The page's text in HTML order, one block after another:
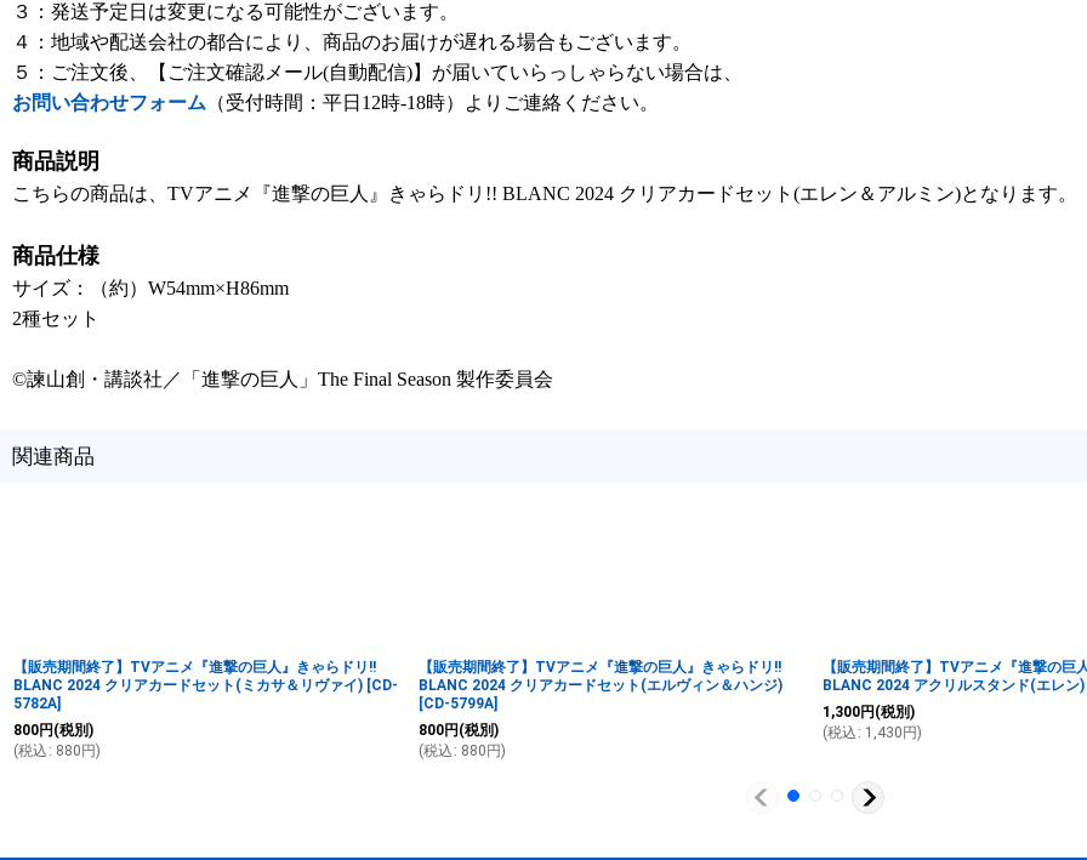
３：発送予定日は変更になる可能性がございます。
４：地域や配送会社の都合により、商品のお届けが遅れる場合もございます。
５：ご注文後、【ご注文確認メール(自動配信)】が届いていらっしゃらない場合は、
お問い合わせフォーム （受付時間：平日12時-18時）よりご連絡ください。
商品説明
こちらの商品は、TVアニメ『進撃の巨人』きゃらドリ!! BLANC 2024 クリアカードセット(エレン＆アルミン)となります。
商品仕様
サイズ：（約）W54mm×H86mm
2種セット
©諫山創・講談社／「進撃の巨人」The Final Season 製作委員会
関連商品
【販売期間終了】TVアニメ『進撃の巨人』きゃらドリ!!
BLANC 2024 クリアカードセット(ミカサ＆リヴァイ) [CD-
5782A]
800円 (税別)
(税込 : 880 円)
【販売期間終了】TVアニメ『進撃の巨人』きゃらドリ!!
BLANC 2024 クリアカードセット(エルヴィン＆ハンジ)
[CD-5799A]
800円 (税別)
(税込 : 880 円)
【販売期間終了】TVアニメ『進撃の巨
BLANC 2024 アクリルスタンド(エレン)
1,300円 (税別)
(税込 : 1,430 円)